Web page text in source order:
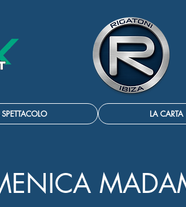
LA CARTA